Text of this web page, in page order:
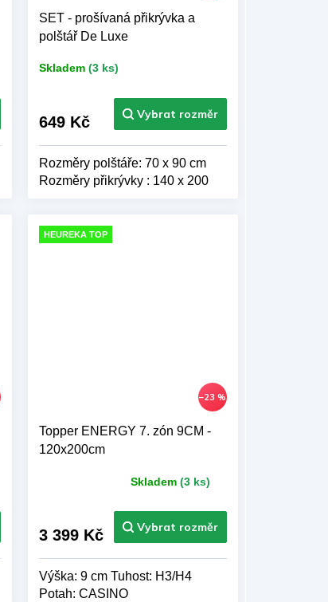
SET - prošívaná přikrývka a
polštář De Luxe
Skladem (3 ks)
649 Kč
Rozměry polštáře: 70 x 90 cm
Rozměry přikrývky : 140 x 200
HEUREKA TOP
–23 %
Topper ENERGY 7. zón 9CM -
120x200cm
je
hvězdiček.
Skladem (3 ks)
3 399 Kč
Výška: 9 cm Tuhost: H3/H4
Potah: CASINO